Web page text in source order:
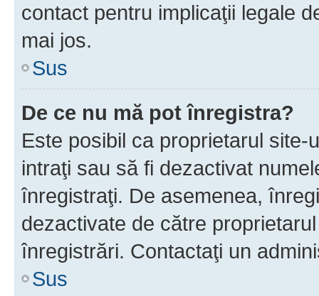
contact pentru implicaţii legale
mai jos.
Sus
De ce nu mă pot înregistra?
Este posibil ca proprietarul
intraţi sau să fi dezactivat
înregistraţi. De asemenea,
dezactivate de către
înregistrări. Contactaţi un
Sus